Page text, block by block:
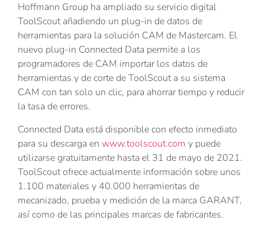
Hoffmann Group ha ampliado su servicio digital
ToolScout añadiendo un plug-in de datos de
herramientas para la solución CAM de Mastercam. El
nuevo plug-in Connected Data permite a los
programadores de CAM importar los datos de
herramientas y de corte de ToolScout a su sistema
CAM con tan solo un clic, para ahorrar tiempo y reducir
la tasa de errores.
Connected Data está disponible con efecto inmediato
para su descarga en www.toolscout.com y puede
utilizarse gratuitamente hasta el 31 de mayo de 2021.
ToolScout ofrece actualmente información sobre unos
1.100 materiales y 40.000 herramientas de
mecanizado, prueba y medición de la marca GARANT,
así como de las principales marcas de fabricantes.